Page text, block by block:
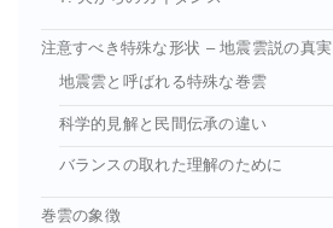
注意すべき特殊な形状 – 地震雲説の真実
地震雲と呼ばれる特殊な巻雲
科学的見解と民間伝承の違い
バランスの取れた理解のために
巻雲の象徴